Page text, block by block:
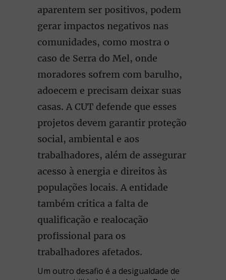
aparentem ser positivos, podem
gerar impactos negativos nas
comunidades, como mostra o
caso de Serra do Mel, onde
moradores sofrem com barulho,
adoecem e precisam deixar suas
casas. A CUT defende que esses
projetos devem garantir proteção
social, ambiental e aos
trabalhadores, além de assegurar
acesso à energia e direitos às
populações locais. A entidade
também critica a falta de
qualificação e realocação
profissional para os
trabalhadores afetados.
Um outro desafio é a desigualdade de